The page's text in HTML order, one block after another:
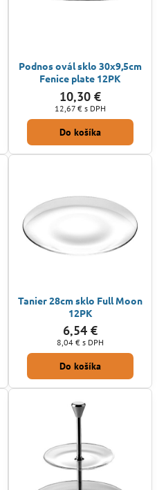
Podnos ovál sklo 30x9,5cm
Fenice plate 12PK
10,30 €
12,67 € s DPH
Do košíka
Tanier 28cm sklo Full Moon
12PK
6,54 €
8,04 € s DPH
Do košíka